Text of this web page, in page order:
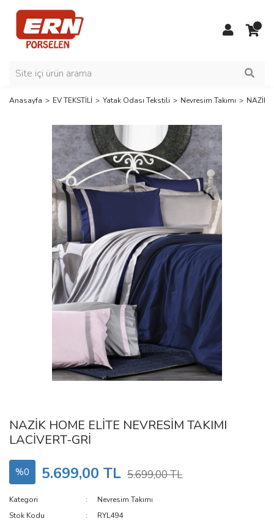
Anasayfa EV TEKSTİLİ Yatak Odası Tekstili Nevresim Takımı NAZİK
NAZİK HOME ELİTE NEVRESİM TAKIMI
LACİVERT-GRİ
%0 5.699,00 TL 5.699,00 TL
Kategori
Nevresim Takımı
Stok Kodu
RYL494